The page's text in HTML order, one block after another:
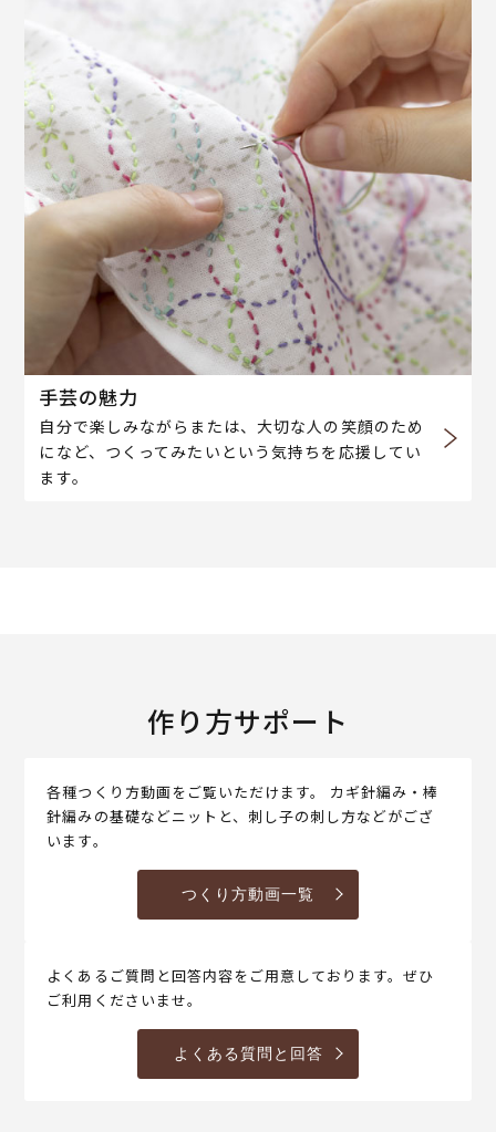
手芸の魅力
自分で楽しみながらまたは、大切な人の笑顔のため
になど、つくってみたいという気持ちを応援してい
ます。
作り方サポート
各種つくり方動画をご覧いただけます。 カギ針編み・棒
針編みの基礎などニットと、刺し子の刺し方などがござ
います。
つくり方動画一覧
よくあるご質問と回答内容をご用意しております。ぜひ
ご利用くださいませ。
よくある質問と回答